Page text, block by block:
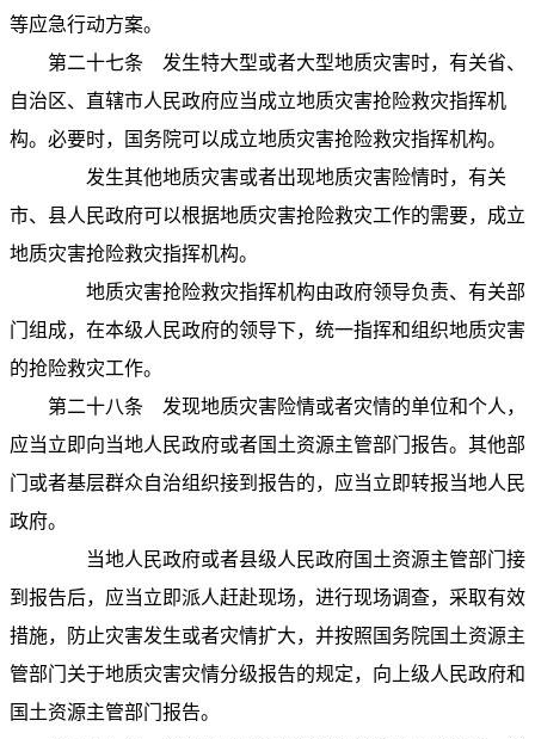
等应急行动方案。
第二十七条 发生特大型或者大型地质灾害时，有关省、
自治区、直辖市人民政府应当成立地质灾害抢险救灾指挥机
构。必要时，国务院可以成立地质灾害抢险救灾指挥机构。
发生其他地质灾害或者出现地质灾害险情时，有关
市、县人民政府可以根据地质灾害抢险救灾工作的需要，成立
地质灾害抢险救灾指挥机构。
地质灾害抢险救灾指挥机构由政府领导负责、有关部
门组成，在本级人民政府的领导下，统一指挥和组织地质灾害
的抢险救灾工作。
第二十八条 发现地质灾害险情或者灾情的单位和个人，
应当立即向当地人民政府或者国土资源主管部门报告。其他部
门或者基层群众自治组织接到报告的，应当立即转报当地人民
政府。
当地人民政府或者县级人民政府国土资源主管部门接
到报告后，应当立即派人赶赴现场，进行现场调查，采取有效
措施，防止灾害发生或者灾情扩大，并按照国务院国土资源主
管部门关于地质灾害灾情分级报告的规定，向上级人民政府和
国土资源主管部门报告。